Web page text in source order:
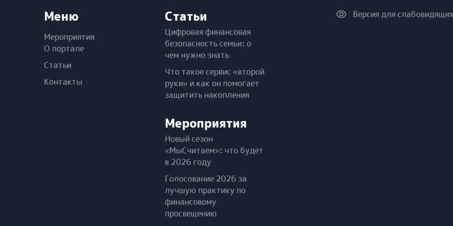
Меню
Мероприятия
О портале
Статьи
Контакты
Статьи
Цифровая финансовая
безопасность семьи: о
чем нужно знать
Что такое сервис «второй
руки» и как он помогает
защитить накопления
Мероприятия
Новый сезон
«МыСчитаем»: что будет
в 2026 году
Голосование 2026 за
лучшую практику по
финансовому
просвещению
Версия для слабовидящих